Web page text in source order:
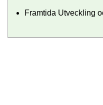
Framtida Utveckling